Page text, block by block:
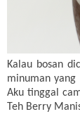
Kalau bosan
minuman yang
Aku tinggal
Teh Berry